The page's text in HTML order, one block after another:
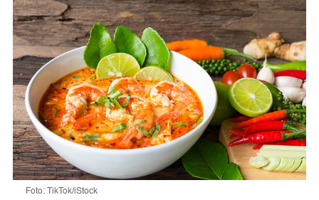
Foto: TikTok/iStock